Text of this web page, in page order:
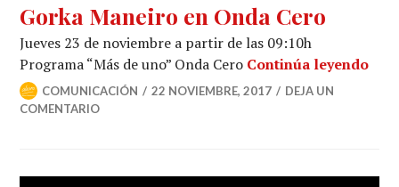
Gorka Maneiro en Onda Cero
Jueves 23 de noviembre a partir de las 09:10h
Programa “Más de uno” Onda Cero Continúa leyendo
COMUNICACIÓN 22 NOVIEMBRE, 2017
DEJA UN
COMENTARIO